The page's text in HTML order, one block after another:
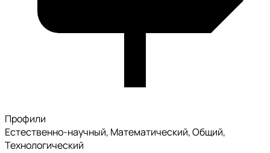
Профили
Естественно-научный, Математический, Общий,
Технологический